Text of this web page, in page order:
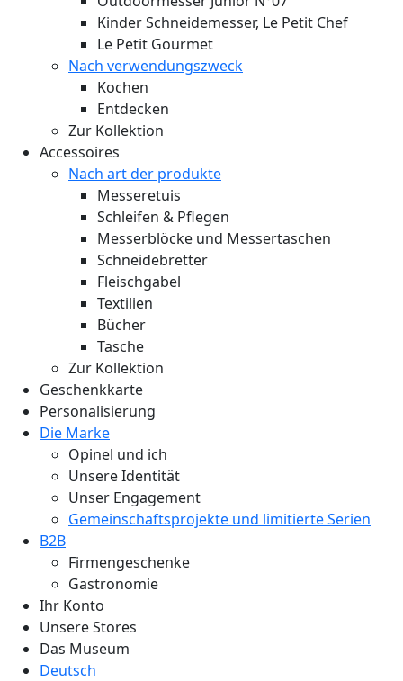
Kinder Schneidemesser, Le Petit Chef
Le Petit Gourmet
Nach verwendungszweck
Kochen
Entdecken
Zur Kollektion
Accessoires
Nach art der produkte
Messeretuis
Schleifen & Pflegen
Messerblöcke und Messertaschen
Schneidebretter
Fleischgabel
Textilien
Bücher
Tasche
Zur Kollektion
Geschenkkarte
Personalisierung
Die Marke
Opinel und ich
Unsere Identität
Unser Engagement
Gemeinschaftsprojekte und limitierte Serien
B2B
Firmengeschenke
Gastronomie
Ihr Konto
Unsere Stores
Das Museum
Deutsch